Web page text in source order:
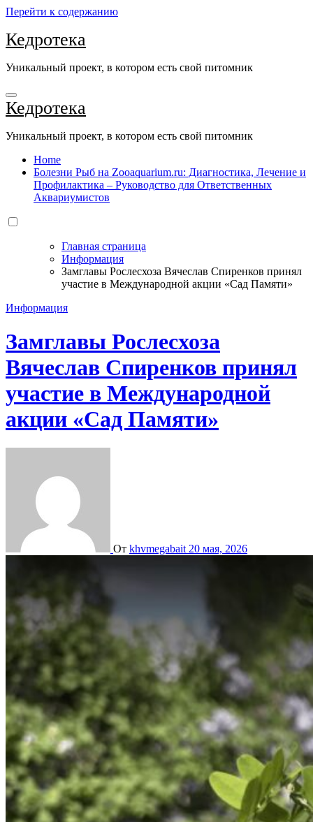
Перейти к содержанию
Кедротека
Уникальный проект, в котором есть свой питомник
Кедротека
Уникальный проект, в котором есть свой питомник
Home
Болезни Рыб на Zooaquarium.ru: Диагностика, Лечение и
Профилактика – Руководство для Ответственных
Аквариумистов
Главная страница
Информация
Замглавы Рослесхоза Вячеслав Спиренков принял
участие в Международной акции «Сад Памяти»
Информация
Замглавы Рослесхоза
Вячеслав Спиренков принял
участие в Международной
акции «Сад Памяти»
От khvmegabait 20 мая, 2026